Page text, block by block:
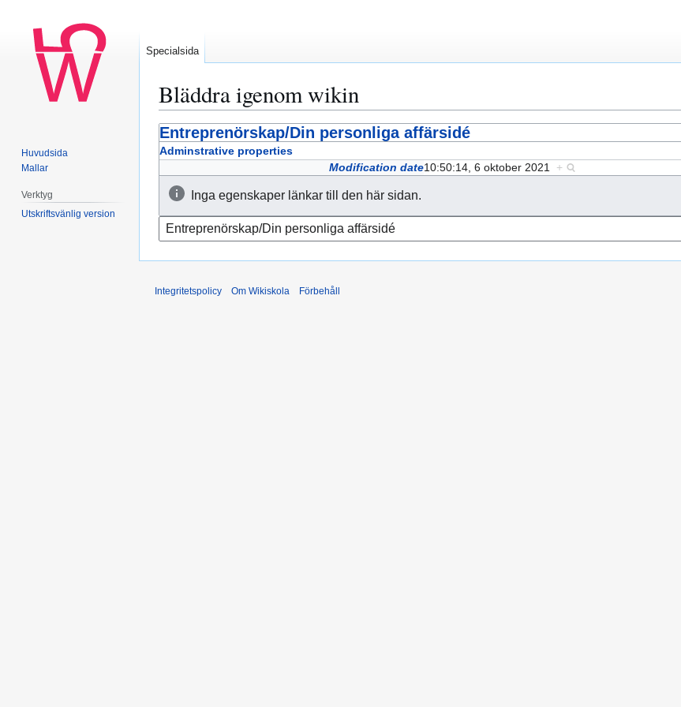
Bläddra igenom wikin
Hoppa
till
Hoppa
till
Entreprenörskap/Din personliga affärsidé
Adminstrative properties
Modification date10:50:14, 6 oktober 2021 +
Inga egenskaper länkar till den här sidan.
Specialsida
Huvudsida
Mallar
Verktyg
Utskriftsvänlig version
Integritetspolicy Om Wikiskola Förbehåll